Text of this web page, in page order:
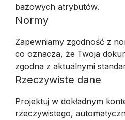
bazowych atrybutów.
Normy
Zapewniamy zgodność z
co oznacza, że Twoja
zgodna z aktualnymi
Rzeczywiste dane
Projektuj w dokładnym
rzeczywistego,